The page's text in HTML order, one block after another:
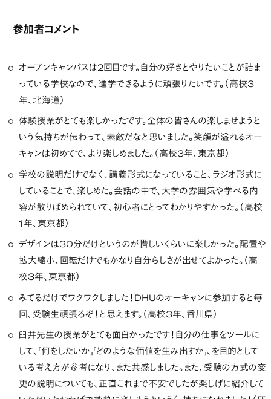
参加者コメント
オープンキャンパスは2回目です。自分の好きとやりたいことが詰ま
っている学校なので、進学できるように頑張りたいです。（高校3
年、北海道）
体験授業がとても楽しかったです。全体の皆さんの楽しませようと
いう気持ちが伝わって、素敵だなと思いました。笑顔が溢れるオー
キャンは初めてで、より楽しめました。（高校3年、東京都）
学校の説明だけでなく、講義形式になっていること、ラジオ形式に
していることで、楽しめた。会話の中で、大学の雰囲気や学べる内
容が散りばめられていて、初心者にとってわかりやすかった。（高校
1年、東京都）
デザインは30分だけというのが惜しいくらいに楽しかった。配置や
拡大縮小、回転だけでもかなり自分らしさが出せてよかった。（高
校3年、東京都）
みてるだけでワクワクしました！DHUのオーキャンに参加すると毎
回、受験生頑張るぞ！と思えます。（高校3年、香川県）
臼井先生の授業がとても面白かったです！自分の仕事をツールに
して、「何をしたいか」「どのような価値を生み出すか」、を目的として
いる考え方が参考になり、また共感しました。また、受験の方式の変
更の説明についても、正直これまで不安でしたが楽しげに紹介して